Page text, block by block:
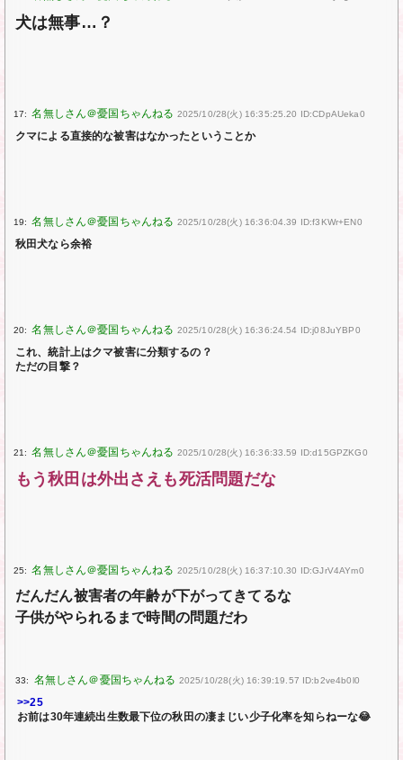
犬は無事…？
17: 2025/10/28(火) 16:35:25.20 ID:CDpAUeka0
クマによる直接的な被害はなかったということか
19: 2025/10/28(火) 16:36:04.39 ID:f3KWr+EN0
秋田犬なら余裕
20: 2025/10/28(火) 16:36:24.54 ID:j08JuYBP0
これ、統計上はクマ被害に分類するの？
ただの目撃？
21: 2025/10/28(火) 16:36:33.59 ID:d15GPZKG0
もう秋田は外出さえも死活問題だな
25: 2025/10/28(火) 16:37:10.30 ID:GJrV4AYm0
だんだん被害者の年齢が下がってきてるな
子供がやられるまで時間の問題だわ
33: 2025/10/28(火) 16:39:19.57 ID:b2ve4b0l0
>>25
お前は30年連続出生数最下位の秋田の凄まじい少子化率を知らねーな😂